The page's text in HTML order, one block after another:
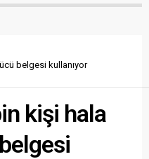
vatandaşlardan ihbar
belgesi kullanıyor
kişi hala